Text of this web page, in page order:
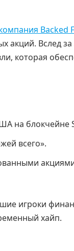
Backed
акций. Вслед
которая
на блокчейне
всего».
игроки
хайп.